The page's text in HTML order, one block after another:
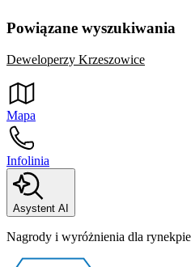
Powiązane wyszukiwania
Deweloperzy Krzeszowice
Mapa
Infolinia
Asystent AI
Nagrody i wyróżnienia dla